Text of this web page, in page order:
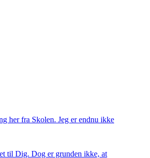
her fra Skolen. Jeg er endnu ikke
til Dig. Dog er grunden ikke, at